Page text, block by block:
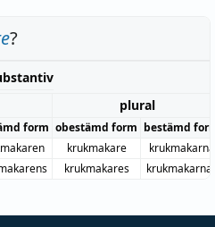
?
plural
form obestämd form bestämd
krukmakare
krukmakarna
krukmakares